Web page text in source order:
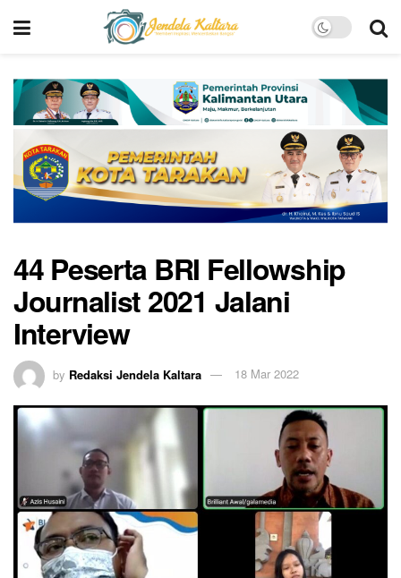
44 Peserta BRI Fellowship
Journalist 2021 Jalani
Interview
by Redaksi Jendela Kaltara 18 Mar 2022